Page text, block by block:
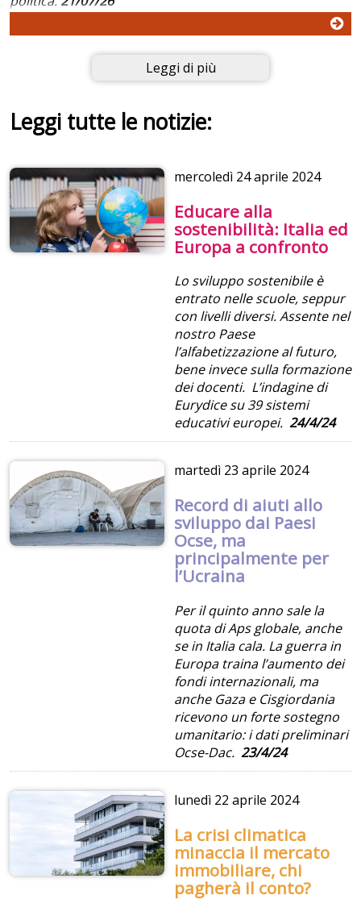
Leggi di più
Leggi tutte le notizie:
mercoledì 24 aprile 2024
Educare alla
sostenibilità: Italia ed
Europa a confronto
Lo sviluppo sostenibile è
entrato nelle scuole, seppur
con livelli diversi. Assente nel
nostro Paese
l’alfabetizzazione al futuro,
bene invece sulla formazione
dei docenti. L’indagine di
Eurydice su 39 sistemi
educativi europei. 24/4/24
martedì 23 aprile 2024
Record di aiuti allo
sviluppo dai Paesi
Ocse, ma
principalmente per
l’Ucraina
Per il quinto anno sale la
quota di Aps globale, anche
se in Italia cala. La guerra in
Europa traina l’aumento dei
fondi internazionali, ma
anche Gaza e Cisgiordania
ricevono un forte sostegno
umanitario: i dati preliminari
Ocse-Dac. 23/4/24
lunedì 22 aprile 2024
La crisi climatica
minaccia il mercato
immobiliare, chi
pagherà il conto?